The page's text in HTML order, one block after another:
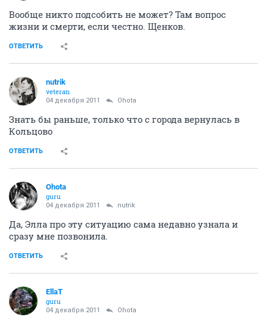
Вообще никто подсобить не может? Там вопрос
жизни и смерти, если честно. Щенков.
ОТВЕТИТЬ
nutrik
veteran
04 декабря 2011 Ohota
Знать бы раньше, только что с города вернулась в
Кольцово
ОТВЕТИТЬ
Ohota
guru
04 декабря 2011 nutrik
Да, Элла про эту ситуацию сама недавно узнала и
сразу мне позвонила.
ОТВЕТИТЬ
EllaT
guru
04 декабря 2011 Ohota